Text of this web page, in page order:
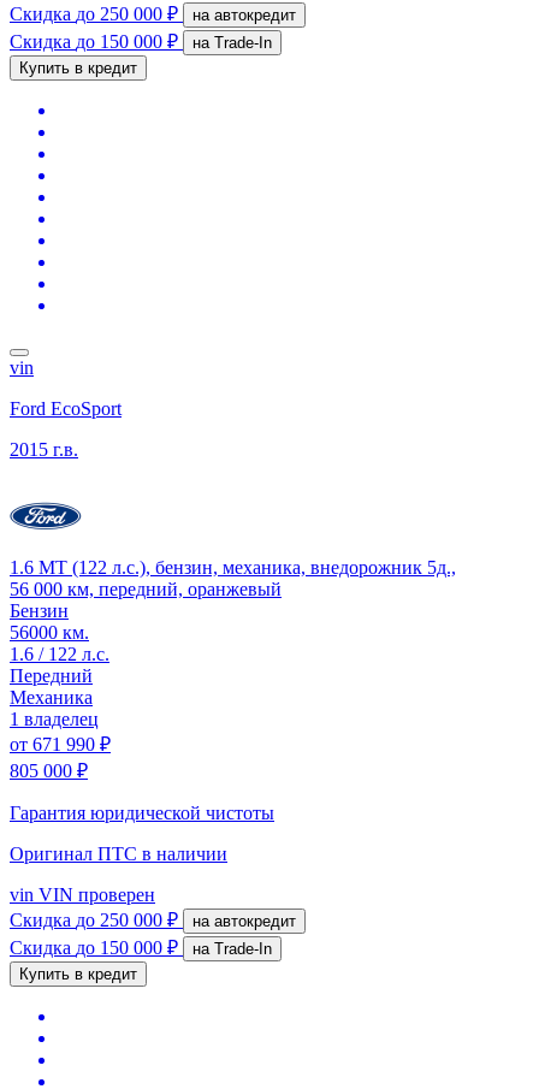
Скидка до 250 000 ₽ на автокредит
Скидка до 150 000 ₽
на Trade-In
Купить в кредит
vin
Ford EcoSport
2015 г.в.
1.6 MT (122 л.с.), бензин, механика, внедорожник 5д.,
56 000 км, передний, оранжевый
Бензин
56000 км.
1.6 / 122 л.с.
Передний
Механика
1 владелец
от 671 990 ₽
805 000 ₽
Гарантия юридической чистоты
Оригинал ПТС в наличии
vin VIN проверен
Скидка до 250 000 ₽ на автокредит
Скидка до 150 000 ₽
на Trade-In
Купить в кредит